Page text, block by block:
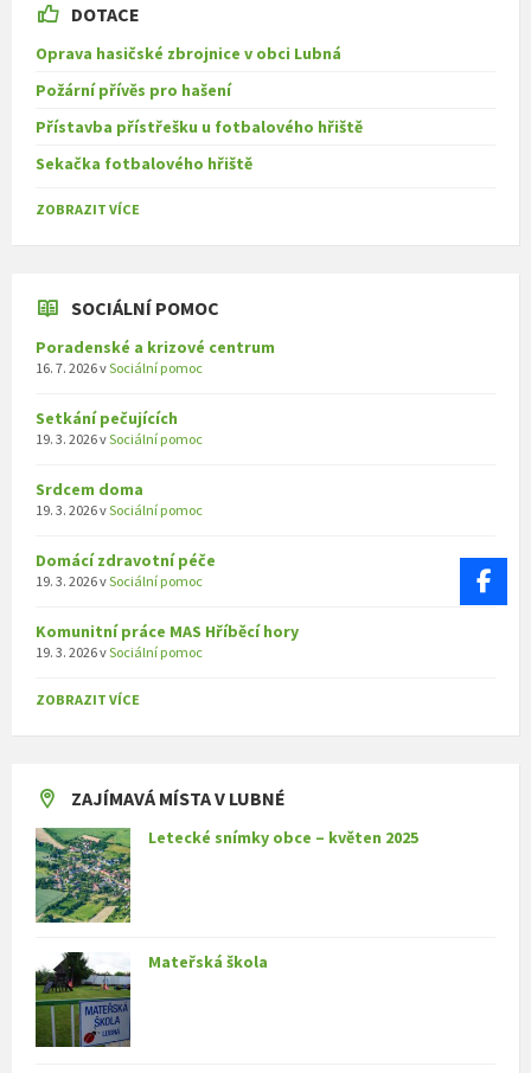
DOTACE
Oprava hasičské zbrojnice v obci Lubná
Požární přívěs pro hašení
Přístavba přístřešku u fotbalového hřiště
Sekačka fotbalového hřiště
ZOBRAZIT VÍCE
SOCIÁLNÍ POMOC
Poradenské a krizové centrum
16. 7. 2026vSociální pomoc
Setkání pečujících
19. 3. 2026vSociální pomoc
Srdcem doma
19. 3. 2026vSociální pomoc
Domácí zdravotní péče
19. 3. 2026vSociální pomoc
Komunitní práce MAS Hříběcí hory
19. 3. 2026vSociální pomoc
ZOBRAZIT VÍCE
ZAJÍMAVÁ MÍSTA V LUBNÉ
Letecké snímky obce – květen 2025
Mateřská škola